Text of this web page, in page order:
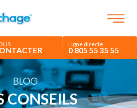
Ligne directe
0 805 55 35 55
BLOG
CONSEILS